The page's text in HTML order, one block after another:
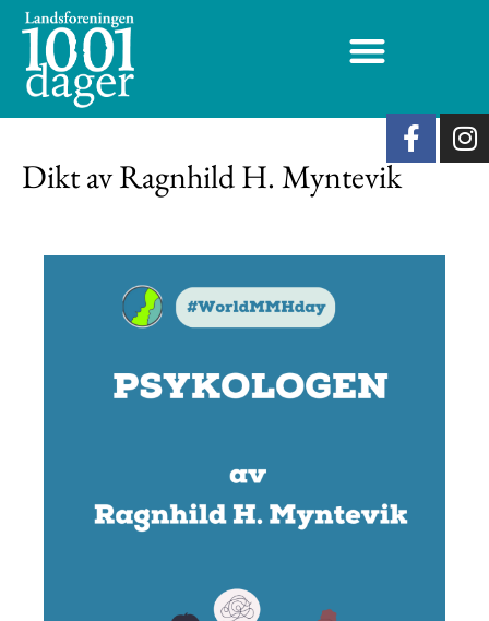
Dikt av Ragnhild H. Myntevik